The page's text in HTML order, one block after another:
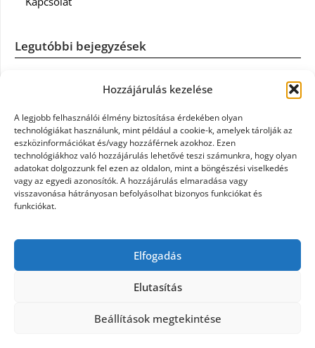
Hozzájárulás kezelése
A legjobb felhasználói élmény biztosítása érdekében olyan
technológiákat használunk, mint például a cookie-k, amelyek tárolják az
eszközinformációkat és/vagy hozzáférnek azokhoz. Ezen
technológiákhoz való hozzájárulás lehetővé teszi számunkra, hogy olyan
adatokat dolgozzunk fel ezen az oldalon, mint a böngészési viselkedés
vagy az egyedi azonosítók. A hozzájárulás elmaradása vagy
visszavonása hátrányosan befolyásolhat bizonyos funkciókat és
funkciókat.
Elfogadás
Elutasítás
Beállítások megtekintése
Legutóbbi bejegyzések
Casco szélvédőcsere: mikor éri meg a biztosítást igénybe
Könyvelés: mikor érdemes könyvelőt váltani?
Szövetkezeti jog: miért elengedhetetlen a szakszerű jogi
háttér a biztonságos működéshez
Munkajogi ügyvéd: miért nem érdemes várni a jogi
Tüll anyag: elegancia és sokoldalúság a Szakatex
kínálatában